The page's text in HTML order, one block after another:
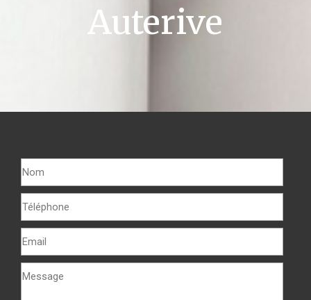
Auterive